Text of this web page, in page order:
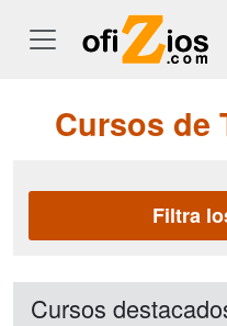
Cursos de
Filtra
Cursos